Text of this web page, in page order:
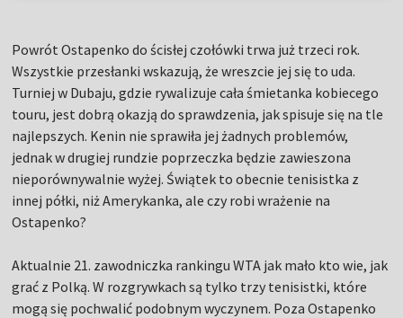
Powrót Ostapenko do ścisłej czołówki trwa już trzeci rok.
Wszystkie przesłanki wskazują, że wreszcie jej się to uda.
Turniej w Dubaju, gdzie rywalizuje cała śmietanka kobiecego
touru, jest dobrą okazją do sprawdzenia, jak spisuje się na tle
najlepszych. Kenin nie sprawiła jej żadnych problemów,
jednak w drugiej rundzie poprzeczka będzie zawieszona
nieporównywalnie wyżej. Świątek to obecnie tenisistka z
innej półki, niż Amerykanka, ale czy robi wrażenie na
Ostapenko?
Aktualnie 21. zawodniczka rankingu WTA jak mało kto wie, jak
grać z Polką. W rozgrywkach są tylko trzy tenisistki, które
mogą się pochwalić podobnym wyczynem. Poza Ostapenko